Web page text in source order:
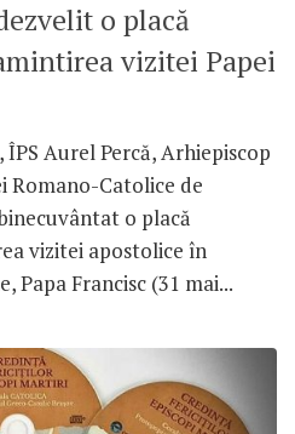
o placă
vizitei Papei
Aurel Percă, Arhiepiscop
Catolice de
o placă
vizitei apostolice în
Papa Francisc (31 mai...